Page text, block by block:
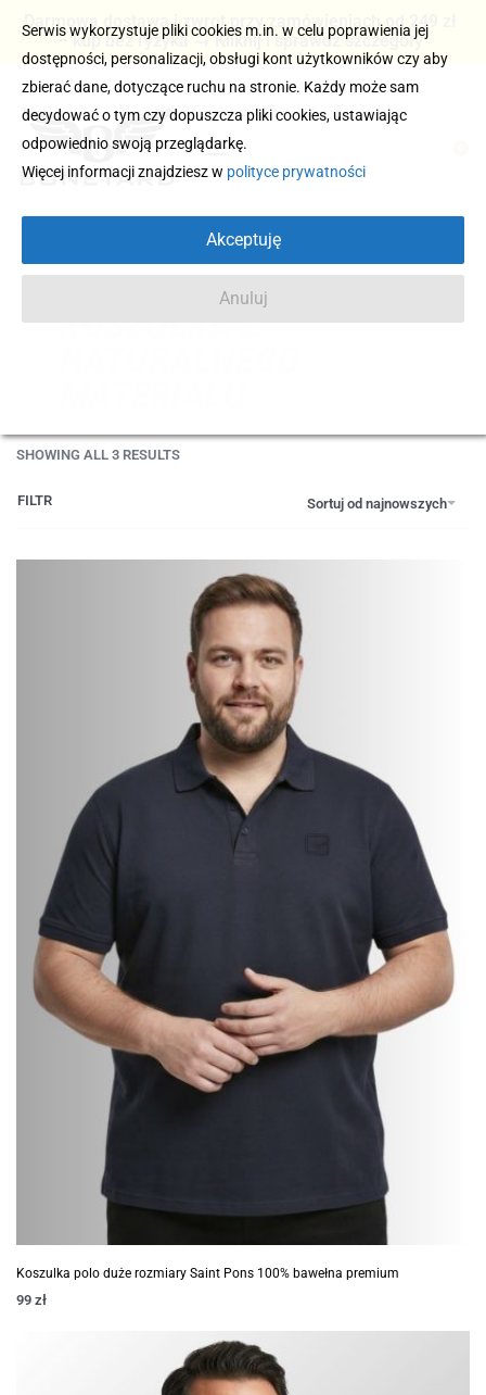
Darmowa dostawa i zwrot przy zamówieniach od 249 zł
– kup bez ryzyka → Kliknij i sprawdź szczegóły
KOSZULKA Z
SHOWING ALL 3 RESULTS
Sortuj od najnowszych
FILTR
Koszulka polo duże rozmiary Saint Pons 100% bawełna premium
99 zł
Serwis wykorzystuje pliki cookies m.in. w celu poprawienia jej
dostępności, personalizacji, obsługi kont użytkowników czy aby
zbierać dane, dotyczące ruchu na stronie. Każdy może sam
decydować o tym czy dopuszcza pliki cookies, ustawiając
odpowiednio swoją przeglądarkę.
Więcej informacji znajdziesz w polityce prywatności
Akceptuję
Anuluj